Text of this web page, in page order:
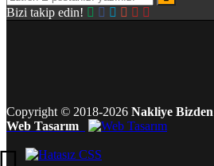
Bizi takip edin!
Copyright © 2018-2026 Nakliye Bizden
Web Tasarım